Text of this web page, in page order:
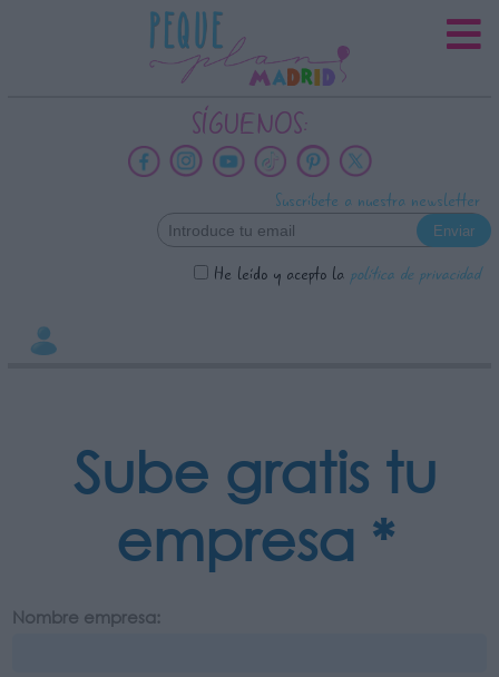
SÍGUENOS:
Suscríbete a nuestra newsletter
He leído y acepto la política de privacidad
Sube gratis tu
empresa *
Nombre empresa:
INFORMACION SOBRE LA
PROTECCIÓN DE TUS DATOS
Datos tratados:
Información adicional